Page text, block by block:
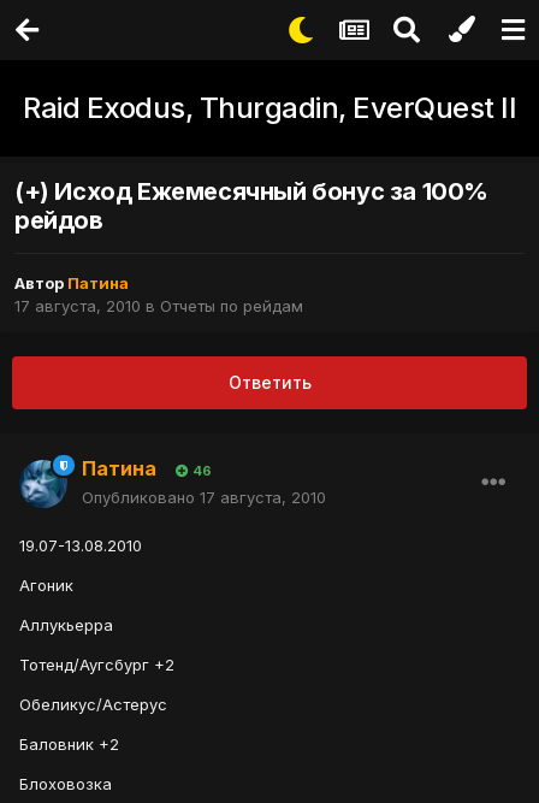
Raid Exodus, Thurgadin, EverQuest II
(+) Исход Ежемесячный бонус за 100%
рейдов
Автор Патина
17 августа, 2010 в Отчеты по рейдам
Ответить
Патина 46
Опубликовано 17 августа, 2010
19.07-13.08.2010
Агоник
Аллукьерра
Тотенд/Аугсбург +2
Обеликус/Астерус
Баловник +2
Блоховозка